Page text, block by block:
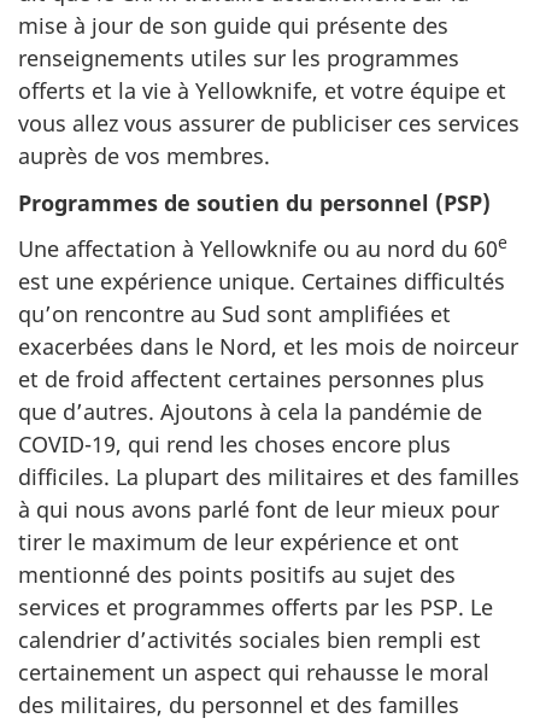
mise à jour de son guide qui présente des
renseignements utiles sur les programmes
offerts et la vie à Yellowknife, et votre équipe et
vous allez vous assurer de publiciser ces services
auprès de vos membres.
Programmes de soutien du personnel (PSP)
Une affectation à Yellowknife ou au nord du 60e
est une expérience unique. Certaines difficultés
qu’on rencontre au Sud sont amplifiées et
exacerbées dans le Nord, et les mois de noirceur
et de froid affectent certaines personnes plus
que d’autres. Ajoutons à cela la pandémie de
COVID-19, qui rend les choses encore plus
difficiles. La plupart des militaires et des familles
à qui nous avons parlé font de leur mieux pour
tirer le maximum de leur expérience et ont
mentionné des points positifs au sujet des
services et programmes offerts par les PSP. Le
calendrier d’activités sociales bien rempli est
certainement un aspect qui rehausse le moral
des militaires, du personnel et des familles